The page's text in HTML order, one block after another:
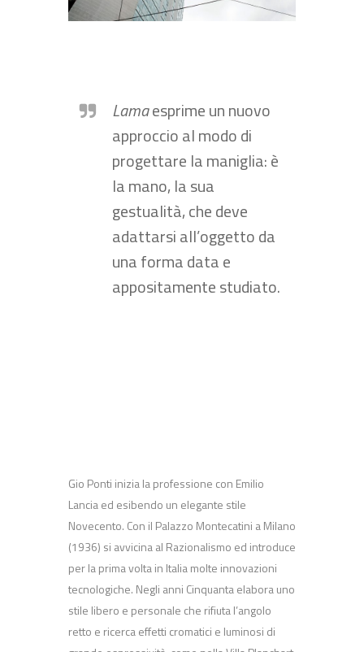
Lamaesprime un nuovo
approccio al modo di
progettare la maniglia: è
la mano, la sua
gestualità, che deve
adattarsi all’oggetto da
una forma data e
appositamente studiato.
Gio Ponti inizia la professione con Emilio
Lancia ed esibendo un elegante stile
Novecento. Con il Palazzo Montecatini a Milano
(1936) si avvicina al Razionalismo ed introduce
per la prima volta in Italia molte innovazioni
tecnologiche. Negli anni Cinquanta elabora uno
stile libero e personale che rifiuta l’angolo
retto e ricerca effetti cromatici e luminosi di